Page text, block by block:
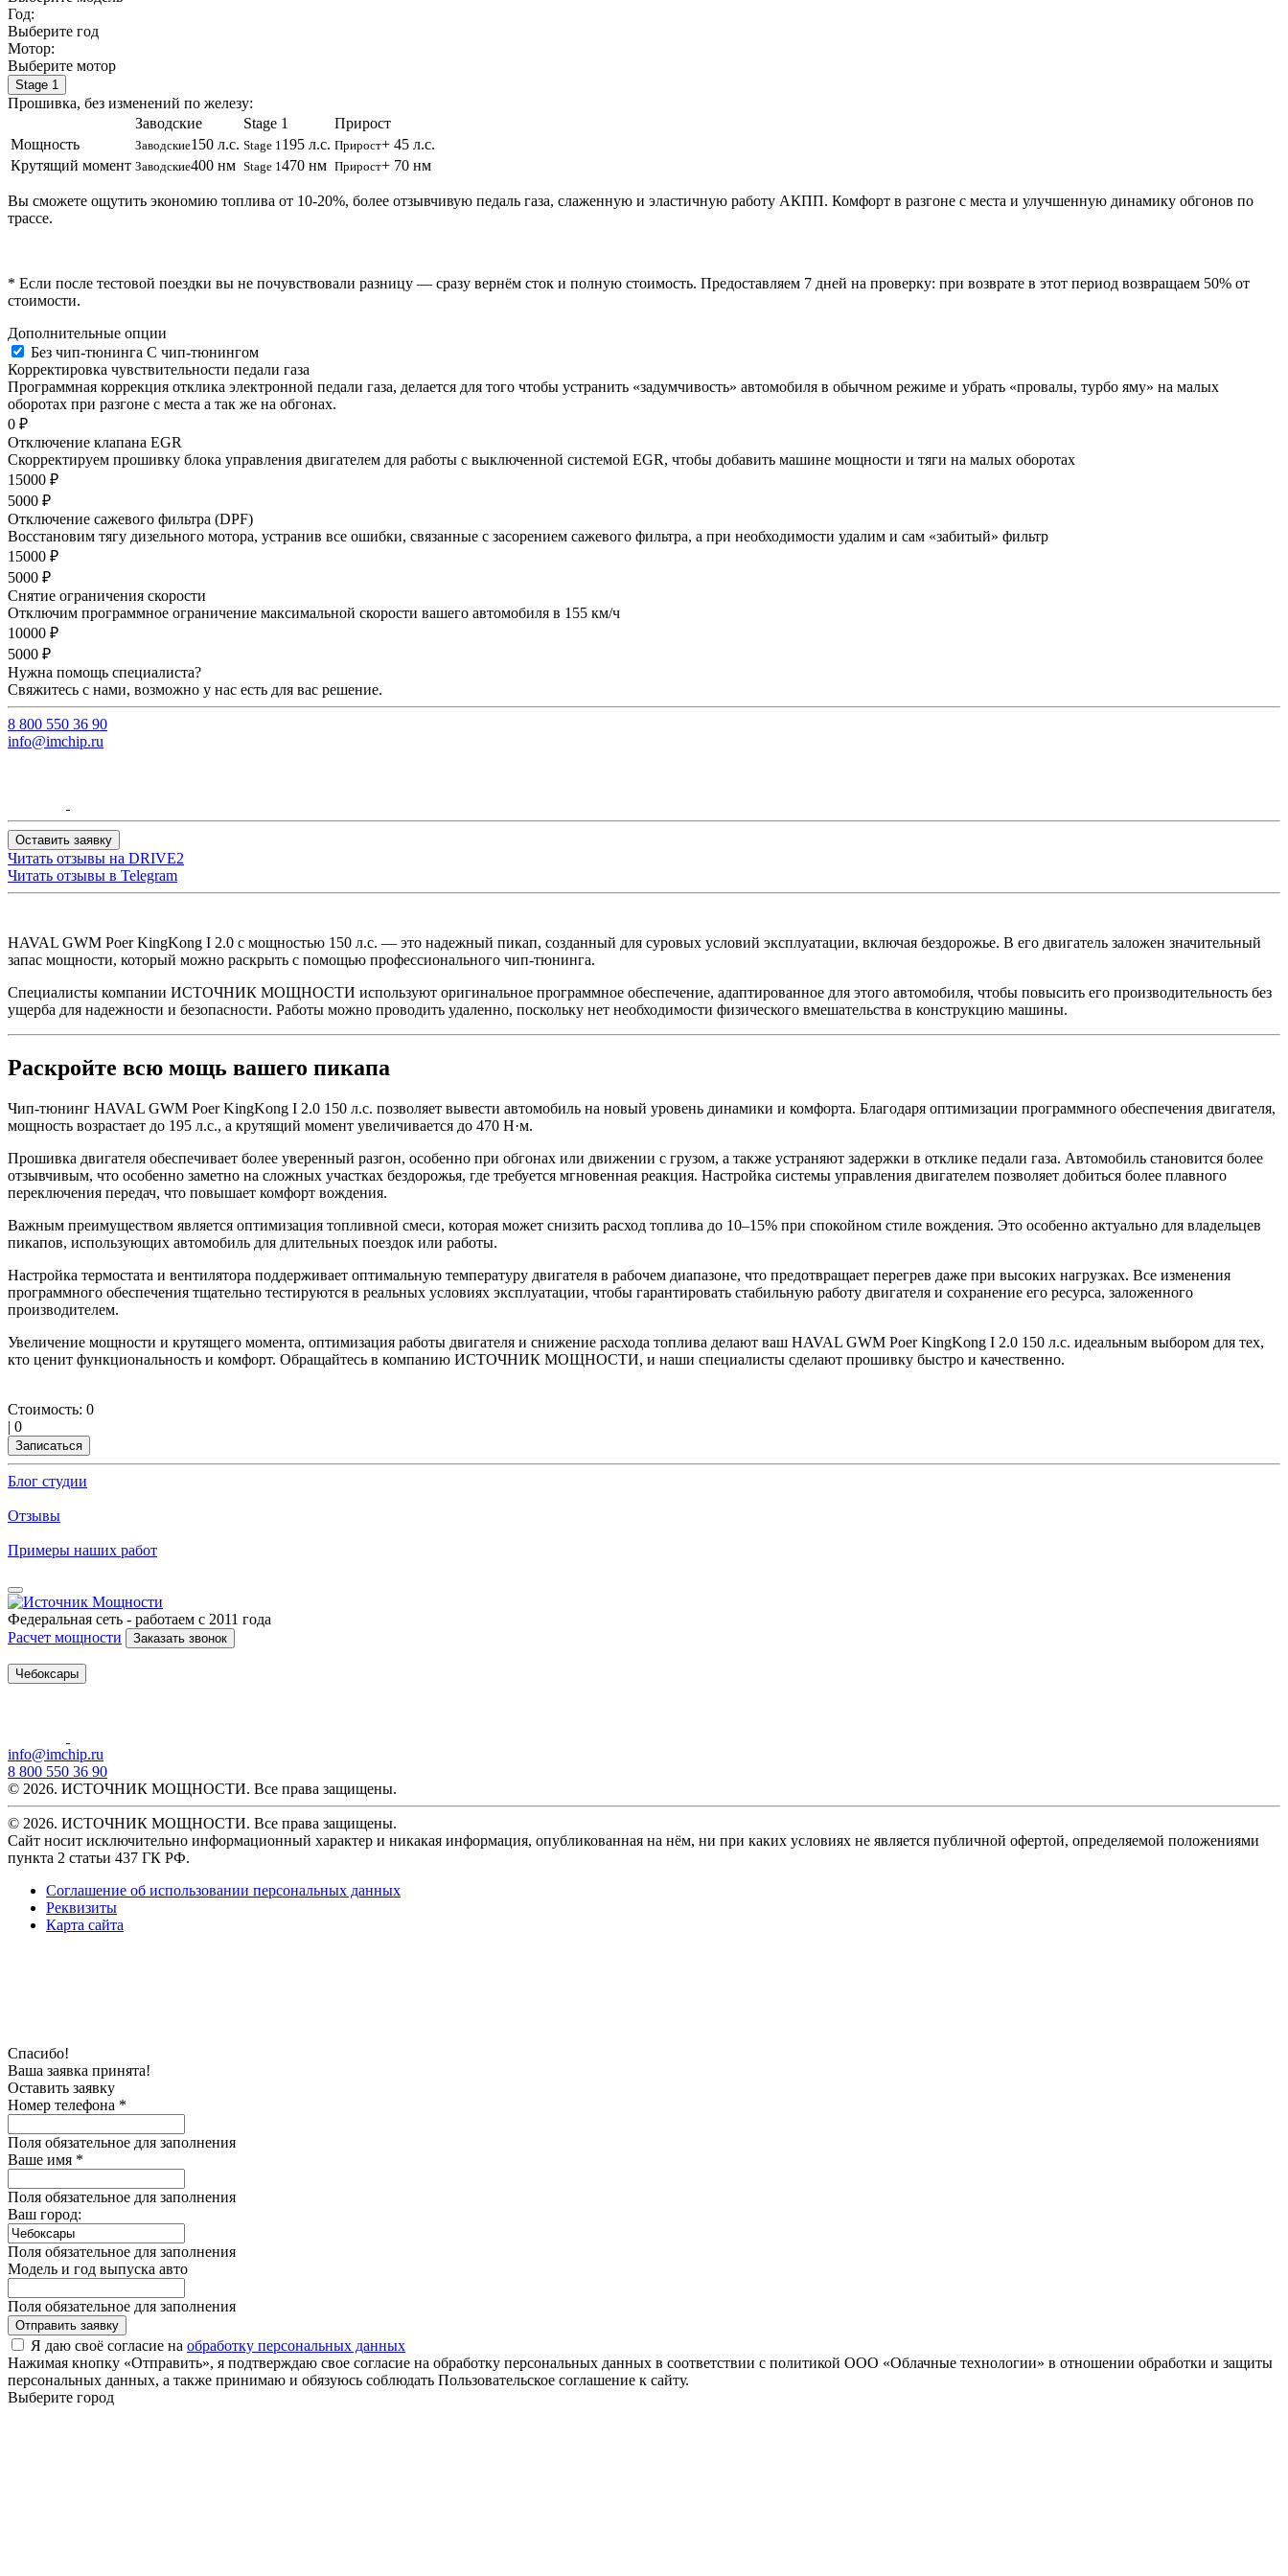
Год:
Выберите год
Мотор:
Выберите мотор
Stage 1
Прошивка, без изменений по железу:
Заводские
Stage 1
Прирост
Мощность
Заводские150 л.с. Stage 1 195 л.с. Прирост+ 45 л.с.
Крутящий момент Заводские400 нм Stage 1 470 нм Прирост+ 70 нм
Вы сможете ощутить экономию топлива от 10-20%, более отзывчивую педаль газа, слаженную и эластичную работу АКПП. Комфорт в разгоне с места и улучшенную динамику обгонов по
трассе.
* Если после тестовой поездки вы не почувствовали разницу — сразу вернём сток и полную стоимость. Предоставляем 7 дней на проверку: при возврате в этот период возвращаем 50% от
стоимости.
Дополнительные опции
Без чип-тюнинга С чип-тюнингом
Корректировка чувствительности педали газа
Программная коррекция отклика электронной педали газа, делается для того чтобы устранить «задумчивость» автомобиля в обычном режиме и убрать «провалы, турбо яму» на малых
оборотах при разгоне с места а так же на обгонах.
0 ₽
Отключение клапана EGR
Скорректируем прошивку блока управления двигателем для работы с выключенной системой EGR, чтобы добавить машине мощности и тяги на малых оборотах
15000 ₽
5000 ₽
Отключение сажевого фильтра (DPF)
Восстановим тягу дизельного мотора, устранив все ошибки, связанные с засорением сажевого фильтра, а при необходимости удалим и сам «забитый» фильтр
15000 ₽
5000 ₽
Снятие ограничения скорости
Отключим программное ограничение максимальной скорости вашего автомобиля в 155 км/ч
10000 ₽
5000 ₽
Нужна помощь специалиста?
Свяжитесь с нами, возможно у нас есть для вас решение.
8 800 550 36 90
info@imchip.ru
Оставить заявку
Читать отзывы на DRIVE2
Читать отзывы в Telegram
HAVAL GWM Poer KingKong I 2.0 с мощностью 150 л.с. — это надежный пикап, созданный для суровых условий эксплуатации, включая бездорожье. В его двигатель заложен значительный
запас мощности, который можно раскрыть с помощью профессионального чип-тюнинга.
Специалисты компании ИСТОЧНИК МОЩНОСТИ используют оригинальное программное обеспечение, адаптированное для этого автомобиля, чтобы повысить его производительность без
ущерба для надежности и безопасности. Работы можно проводить удаленно, поскольку нет необходимости физического вмешательства в конструкцию машины.
Раскройте всю мощь вашего пикапа
Чип-тюнинг HAVAL GWM Poer KingKong I 2.0 150 л.с. позволяет вывести автомобиль на новый уровень динамики и комфорта. Благодаря оптимизации программного обеспечения двигателя,
мощность возрастает до 195 л.с., а крутящий момент увеличивается до 470 Н·м.
Прошивка двигателя обеспечивает более уверенный разгон, особенно при обгонах или движении с грузом, а также устраняют задержки в отклике педали газа. Автомобиль становится более
отзывчивым, что особенно заметно на сложных участках бездорожья, где требуется мгновенная реакция. Настройка системы управления двигателем позволяет добиться более плавного
переключения передач, что повышает комфорт вождения.
Важным преимуществом является оптимизация топливной смеси, которая может снизить расход топлива до 10–15% при спокойном стиле вождения. Это особенно актуально для владельцев
пикапов, использующих автомобиль для длительных поездок или работы.
Настройка термостата и вентилятора поддерживает оптимальную температуру двигателя в рабочем диапазоне, что предотвращает перегрев даже при высоких нагрузках. Все изменения
программного обеспечения тщательно тестируются в реальных условиях эксплуатации, чтобы гарантировать стабильную работу двигателя и сохранение его ресурса, заложенного
производителем.
Увеличение мощности и крутящего момента, оптимизация работы двигателя и снижение расхода топлива делают ваш HAVAL GWM Poer KingKong I 2.0 150 л.с. идеальным выбором для тех,
кто ценит функциональность и комфорт. Обращайтесь в компанию ИСТОЧНИК МОЩНОСТИ, и наши специалисты сделают прошивку быстро и качественно.
Стоимость: 0
| 0
Записаться
Блог студии
Отзывы
Примеры наших работ
Федеральная сеть - работаем с 2011 года
Расчет мощности
Заказать звонок
Чебоксары
info@imchip.ru
8 800 550 36 90
© 2026. ИСТОЧНИК МОЩНОСТИ. Все права защищены.
© 2026. ИСТОЧНИК МОЩНОСТИ. Все права защищены.
Сайт носит исключительно информационный характер и никакая информация, опубликованная на нём, ни при каких условиях не является публичной офертой, определяемой положениями
пункта 2 статьи 437 ГК РФ.
Соглашение об использовании персональных данных
Реквизиты
Карта сайта
Спасибо!
Ваша заявка принята!
Оставить заявку
Номер телефона *
Поля обязательное для заполнения
Ваше имя *
Поля обязательное для заполнения
Ваш город:
Поля обязательное для заполнения
Модель и год выпуска авто
Поля обязательное для заполнения
Отправить заявку
Я даю своё согласие на обработку персональных данных
Нажимая кнопку «Отправить», я подтверждаю свое согласие на обработку персональных данных в соответствии с политикой ООО «Облачные технологии» в отношении обработки и защиты
персональных данных, а также принимаю и обязуюсь соблюдать Пользовательское соглашение к сайту.
Выберите город